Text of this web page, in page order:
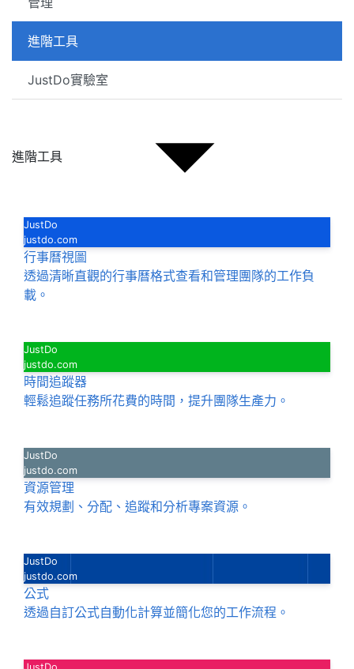
進階工具
JustDo實驗室
進階工具
JustDo
justdo.com
行事曆視圖
透過清晰直觀的行事曆格式查看和管理團隊的工作負
載。
JustDo
justdo.com
時間追蹤器
輕鬆追蹤任務所花費的時間，提升團隊生產力。
JustDo
justdo.com
資源管理
有效規劃、分配、追蹤和分析專案資源。
JustDo
justdo.com
公式
透過自訂公式自動化計算並簡化您的工作流程。